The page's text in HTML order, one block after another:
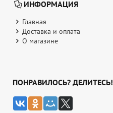
ИНФОРМАЦИЯ
Главная
Доставка и оплата
О магазине
ПОНРАВИЛОСЬ? ДЕЛИТЕСЬ!